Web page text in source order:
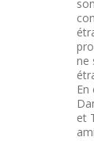
ne
En
et